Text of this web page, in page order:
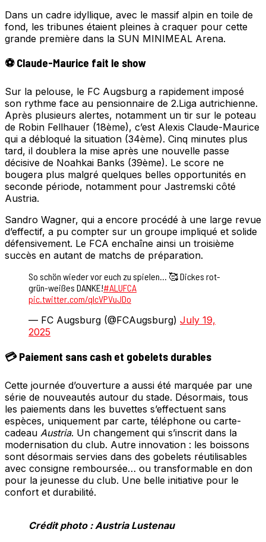
Dans un cadre idyllique, avec le massif alpin en toile de
fond, les tribunes étaient pleines à craquer pour cette
grande première dans la SUN MINIMEAL Arena.
⚽ Claude-Maurice fait le show
Sur la pelouse, le FC Augsburg a rapidement imposé
son rythme face au pensionnaire de 2.Liga autrichienne.
Après plusieurs alertes, notamment un tir sur le poteau
de Robin Fellhauer (18ème), c’est Alexis Claude-Maurice
qui a débloqué la situation (34ème). Cinq minutes plus
tard, il doublera la mise après une nouvelle passe
décisive de Noahkai Banks (39ème). Le score ne
bougera plus malgré quelques belles opportunités en
seconde période, notamment pour Jastremski côté
Austria.
Sandro Wagner, qui a encore procédé à une large revue
d’effectif, a pu compter sur un groupe impliqué et solide
défensivement. Le FCA enchaîne ainsi un troisième
succès en autant de matchs de préparation.
So schön wieder vor euch zu spielen… 🥰 Dickes rot-
grün-weißes DANKE!#ALUFCA
pic.twitter.com/qIcVPVuJDo
— FC Augsburg (@FCAugsburg) July 19,
2025
💳 Paiement sans cash et gobelets durables
Cette journée d’ouverture a aussi été marquée par une
série de nouveautés autour du stade. Désormais, tous
les paiements dans les buvettes s’effectuent sans
espèces, uniquement par carte, téléphone ou carte-
cadeau Austria. Un changement qui s’inscrit dans la
modernisation du club. Autre innovation : les boissons
sont désormais servies dans des gobelets réutilisables
avec consigne remboursée… ou transformable en don
pour la jeunesse du club. Une belle initiative pour le
confort et durabilité.
Crédit photo : Austria Lustenau